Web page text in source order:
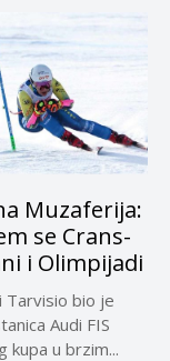
Muzaferija:
se Crans-
i Olimpijadi
Tarvisio bio je
Audi FIS
kupa u brzim...